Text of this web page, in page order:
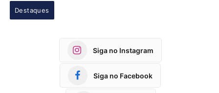
Destaques
Siga no Instagram
Siga no Facebook